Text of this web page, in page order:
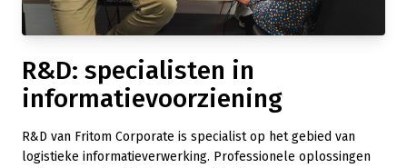
R&D: specialisten in
informatievoorziening
R&D van Fritom Corporate is specialist op het gebied van
logistieke informatieverwerking. Professionele oplossingen